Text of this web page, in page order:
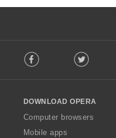
o
w
O
p
Facebook Twitter
DOWNLOAD OPERA
Computer browsers
Mobile apps